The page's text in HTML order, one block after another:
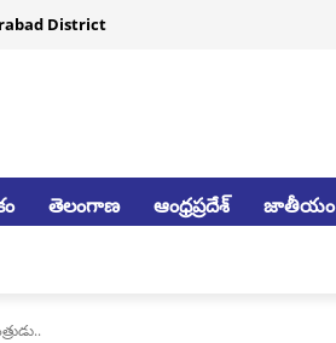
District
తెలంగాణ ఆంధ్రప్రదేశ్ జాతీయం